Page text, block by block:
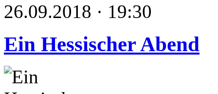
26.09.2018 · 19:30
Ein Hessischer Abend